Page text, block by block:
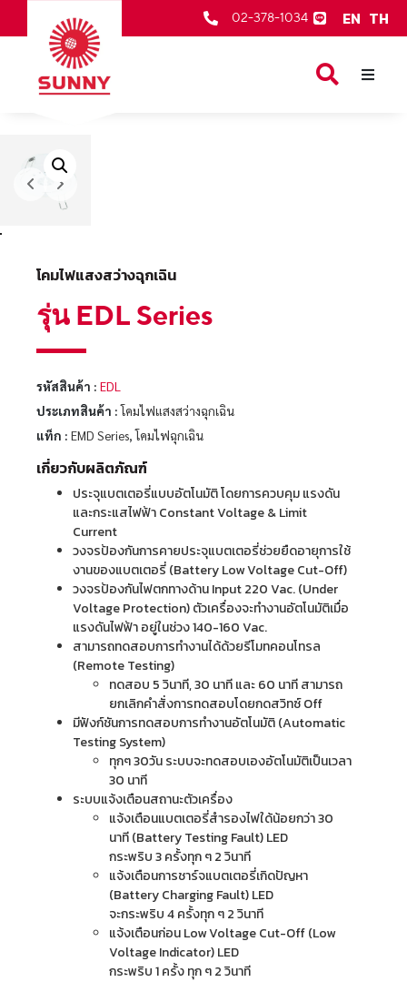
02-378-1034 EN TH
ติดต่อเรา
โคมไฟแสงสว่างฉุกเฉิน
รุ่น EDL Series
รหัสสินค้า : EDL
ประเภทสินค้า : โคมไฟแสงสว่างฉุกเฉิน
แท็ก : EMD Series,โคมไฟฉุกเฉิน
เกี่ยวกับผลิตภัณฑ์
ประจุแบตเตอรี่แบบอัตโนมัติ โดยการควบคุม แรงดัน
และกระแสไฟฟ้า Constant Voltage & Limit
Current
วงจรป้องกันการคายประจุแบตเตอรี่ช่วยยืดอายุการใช้
งานของแบตเตอรี่ (Battery Low Voltage Cut-Off)
วงจรป้องกันไฟตกทางด้าน Input 220 Vac. (Under
Voltage Protection) ตัวเครื่องจะทำงานอัตโนมัติเมื่อ
แรงดันไฟฟ้า อยู่ในช่วง 140-160 Vac.
สามารถทดสอบการทำงานได้ด้วยรีโมทคอนโทรล
(Remote Testing)
ทดสอบ 5 วินาที, 30 นาที และ 60 นาที สามารถ
ยกเลิกคำสั่งการทดสอบโดยกดสวิทซ์ Off
มีฟังก์ชันการทดสอบการทำงานอัตโนมัติ (Automatic
Testing System)
ทุกๆ 30วัน ระบบจะทดสอบเองอัตโนมัติเป็นเวลา
30 นาที
ระบบแจ้งเตือนสถานะตัวเครื่อง
แจ้งเตือนแบตเตอรี่สำรองไฟใด้น้อยกว่า 30
นาที (Battery Testing Fault) LED
กระพริบ 3 ครั้งทุก ๆ 2 วินาที
แจ้งเตือนการชาร์จแบตเตอรี่เกิดปัญหา
(Battery Charging Fault) LED
จะกระพริบ 4 ครั้งทุก ๆ 2 วินาที
แจ้งเตือนก่อน Low Voltage Cut-Off (Low
Voltage Indicator) LED
กระพริบ 1 ครั้ง ทุก ๆ 2 วินาที